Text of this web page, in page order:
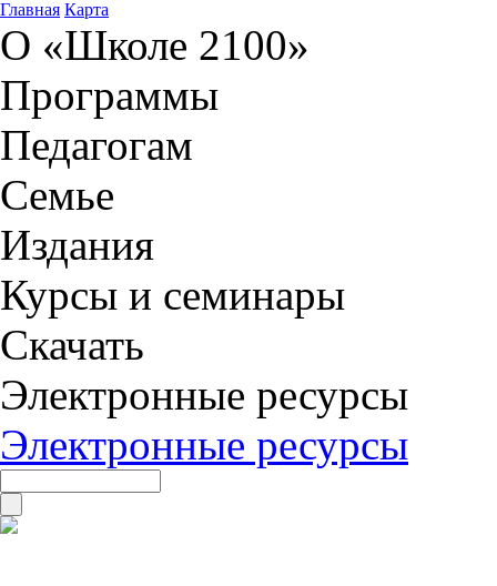
Главная Карта
О «Школе 2100»
Программы
Педагогам
Семье
Издания
Курсы и семинары
Скачать
Электронные ресурсы
Электронные ресурсы